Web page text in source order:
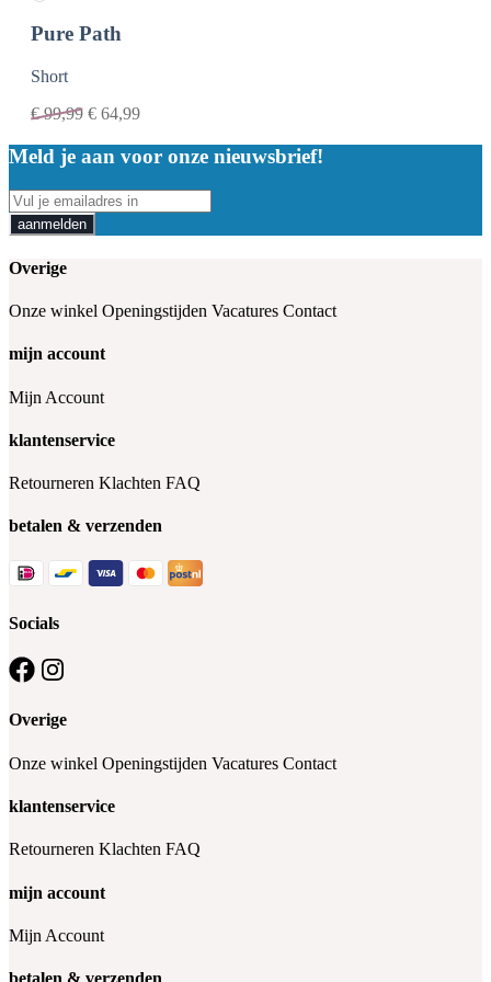
Pure Path
Short
€99,99 € 64,99
Meld je aan voor onze nieuwsbrief!
aanmelden
Overige
Onze winkel Openingstijden Vacatures Contact
mijn account
Mijn Account
klantenservice
Retourneren Klachten FAQ
betalen & verzenden
Socials
Overige
Onze winkel Openingstijden Vacatures Contact
klantenservice
Retourneren Klachten FAQ
mijn account
Mijn Account
betalen & verzenden